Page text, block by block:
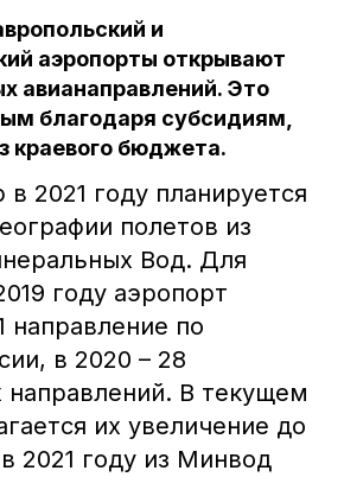
и
аэропорты открывают
авианаправлений. Это
благодаря субсидиям,
краевого бюджета.
2021 году планируется
полетов из
Вод. Для
году аэропорт
направление по
в 2020 – 28
направлений. В текущем
их увеличение до
2021 году из Минвод